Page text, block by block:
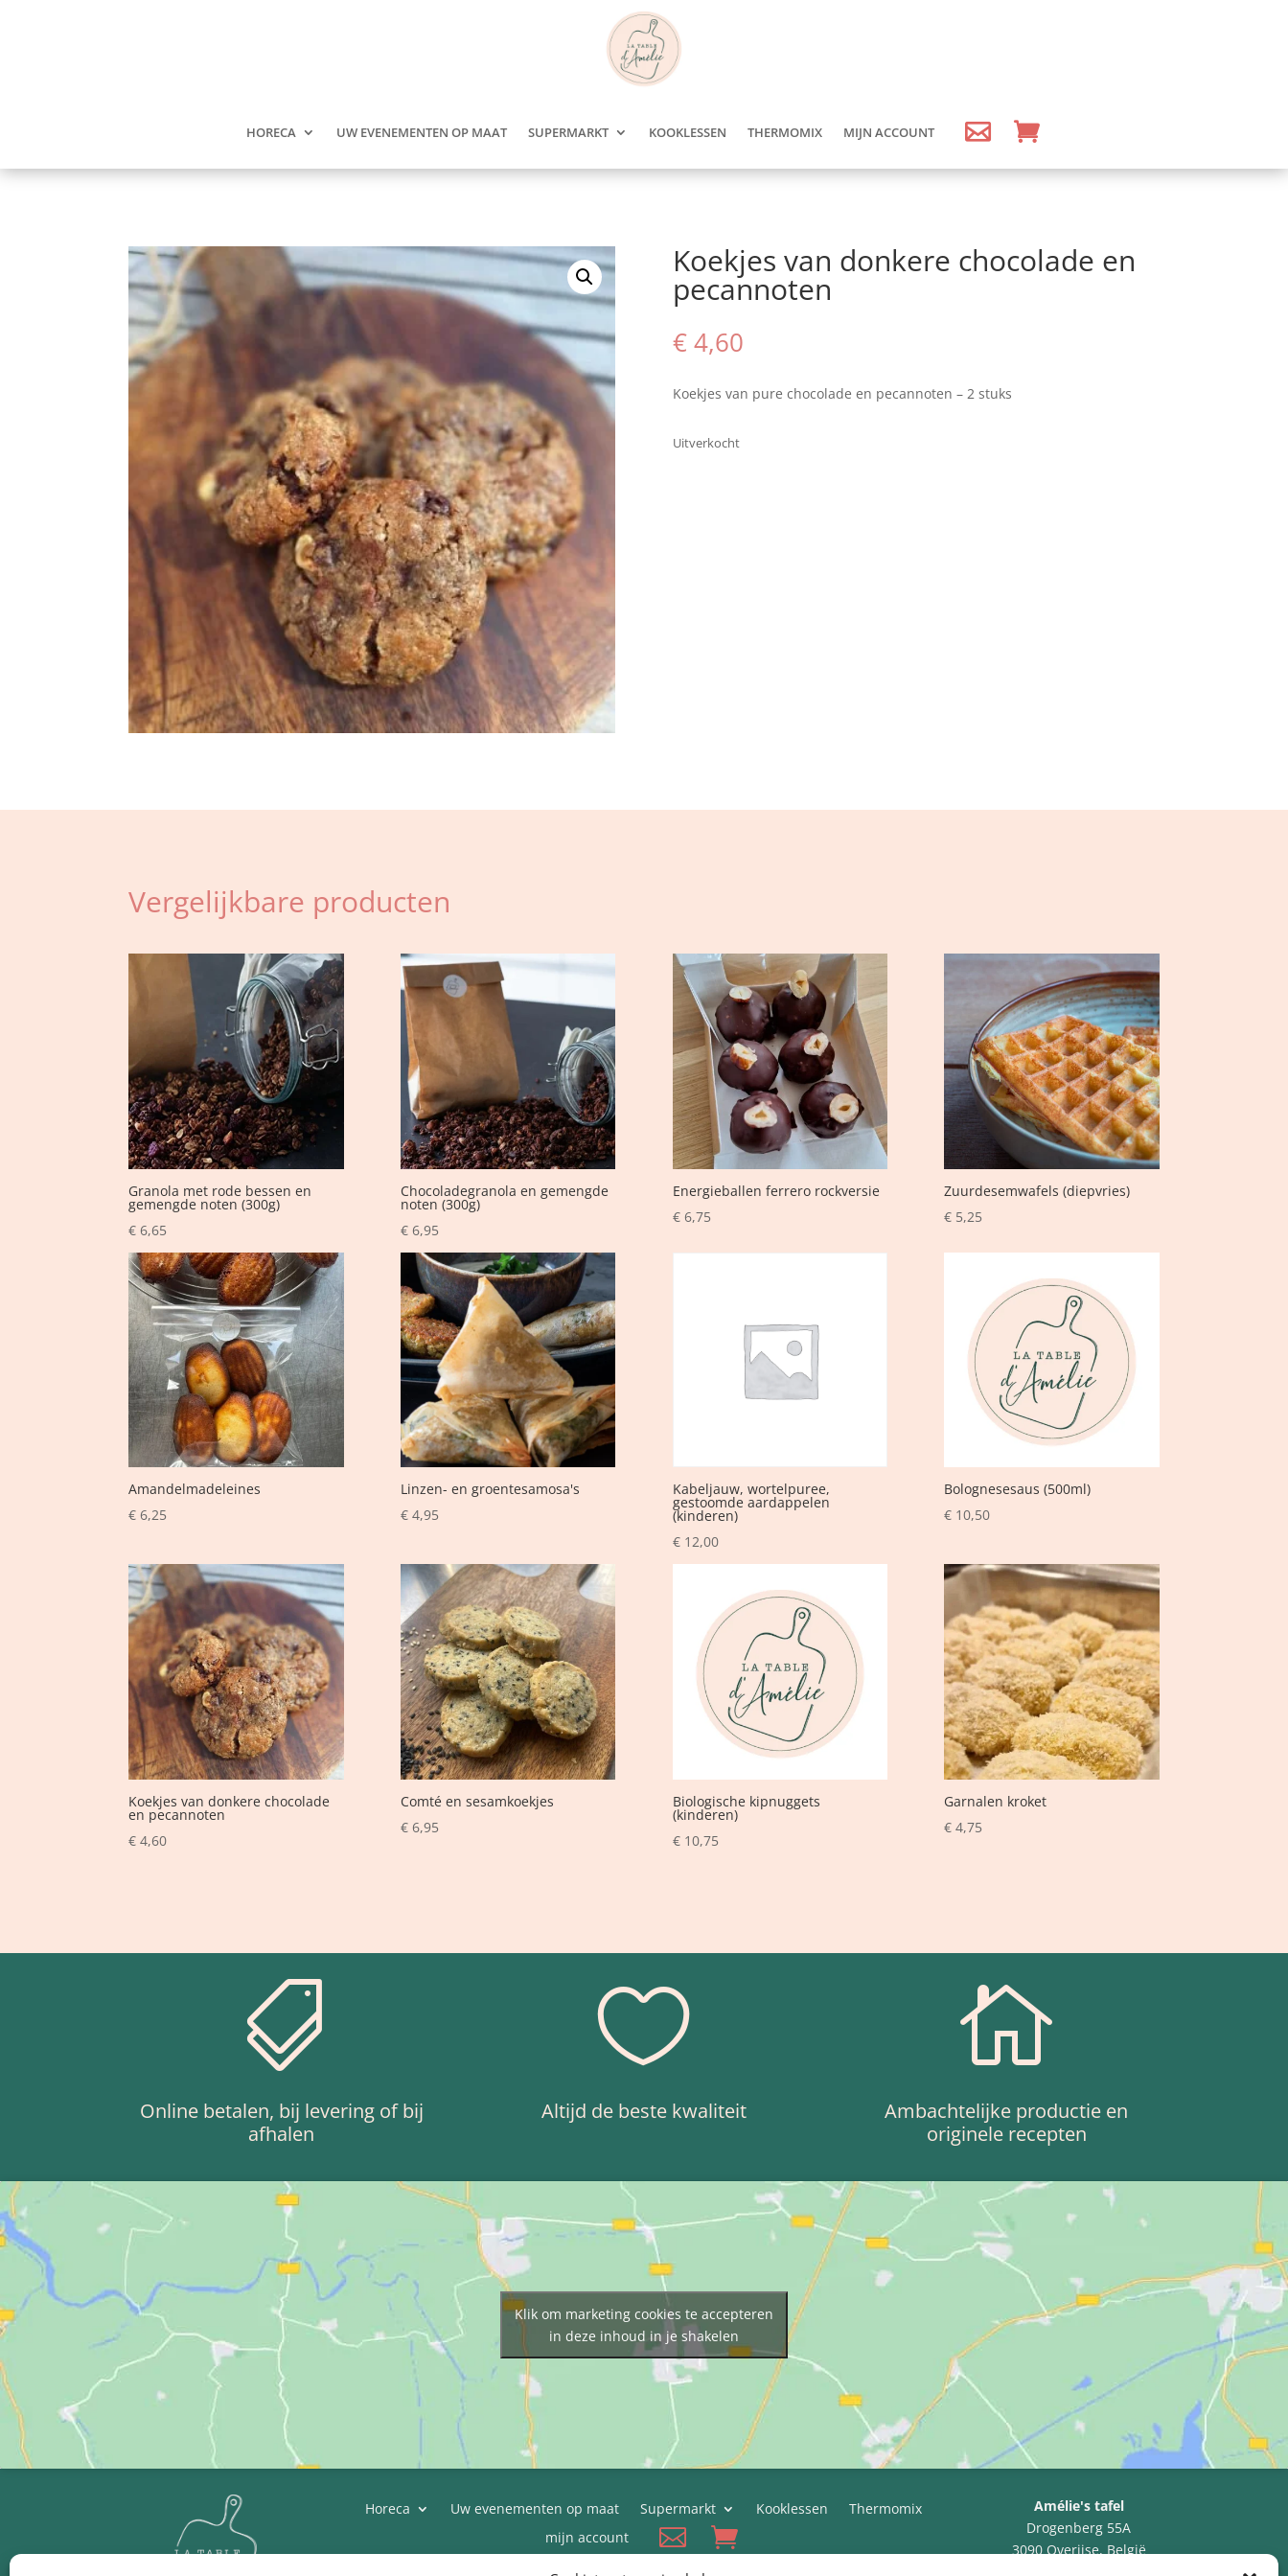
HORECA UW EVENEMENTEN OP MAAT SUPERMARKT KOOKLESSEN THERMOMIX MIJN ACCOUNT
Koekjes van donkere chocolade en
pecannoten
€4,60
Koekjes van pure chocolade en pecannoten – 2 stuks
Uitverkocht
Vergelijkbare producten
Granola met rode bessen en
gemengde noten (300g)
€ 6,65
Chocoladegranola en gemengde
noten (300g)
€6,95
Energieballen ferrero rockversie
€6,75
Zuurdesemwafels (diepvries)
€ 5,25
Amandelmadeleines
€ 6,25
Linzen- en groentesamosa's
€4,95
Kabeljauw, wortelpuree,
gestoomde aardappelen
(kinderen)
€12,00
Bolognesesaus (500ml)
€ 10,50
Koekjes van donkere chocolade
en pecannoten
€ 4,60
Comté en sesamkoekjes
€6,95
Biologische kipnuggets
(kinderen)
€10,75
Garnalen kroket
€ 4,75

Online betalen, bij levering of bij
afhalen

Altijd de beste kwaliteit

Ambachtelijke productie en
originele recepten
Klik om marketing cookies te accepteren
in deze inhoud in je shakelen
Horeca Uw evenementen op maat Supermarkt Kooklessen
Thermomix
mijn account
Amélie's tafel
Drogenberg 55A
3090 Overijse, België